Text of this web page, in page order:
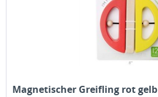
Magnetischer Greifling rot gelb